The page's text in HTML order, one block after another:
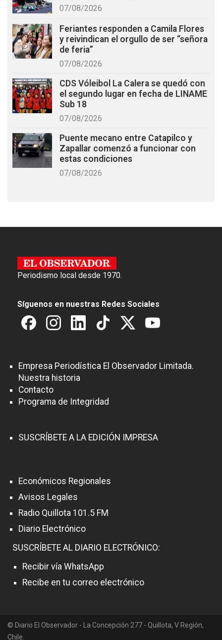
07/08/2026
Feriantes responden a Camila Flores
y reivindican el orgullo de ser “señora
de feria”
07/08/2026
CDS Vóleibol La Calera se quedó con
el segundo lugar en fecha de LINAME
Sub 18
07/08/2026
Puente mecano entre Catapilco y
Zapallar comenzó a funcionar con
estas condiciones
07/08/2026
Periodismo local desde 1970.
Síguenos en nuestras Redes Sociales
Empresa Periodística El Observador Limitada.
Nuestra historia
Contacto
Programa de Integridad
SUSCRÍBETE A LA EDICIÓN IMPRESA
Económicos Regionales
Avisos Legales
Radio Quillota 101.5 FM
Diario Electrónico
SUSCRÍBETE AL DIARIO ELECTRÓNICO:
Recibir vía WhatsApp
Recibe en tu correo electrónico
© Diario El Observador - La Concepción 277 - Quillota, V Región,
Chile.